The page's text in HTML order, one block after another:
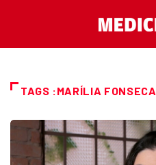
TAGS :MARÍLIA FONSECA